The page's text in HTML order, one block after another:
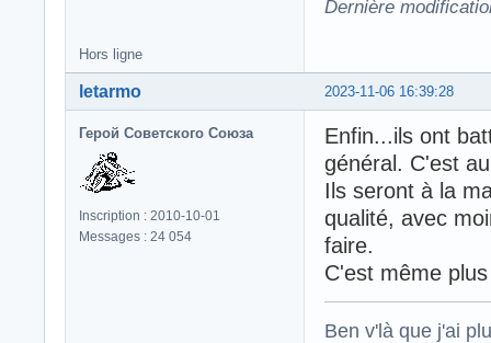
Dernière
Hors ligne
2023-11-06 16:39:28
letarmo
Герой Советского Союза
Inscription : 2010-10-01
Messages : 24 054
Enfin...ils ont
général. C'est
Ils seront à la
qualité, avec
faire.
C'est même
Ben v'là que j'ai